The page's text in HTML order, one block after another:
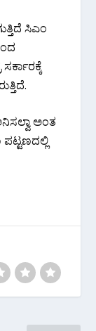
ಸಿಎಂ
ಅಂತ